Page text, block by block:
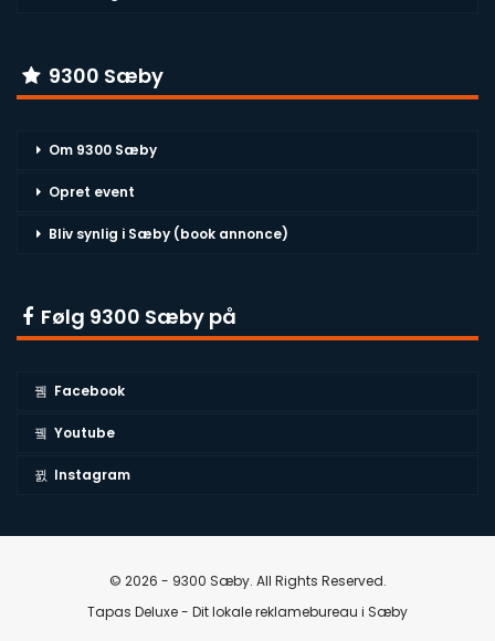
9300 Sæby
Om 9300 Sæby
Opret event
Bliv synlig i Sæby (book annonce)
Følg 9300 Sæby på
Facebook
Youtube
Instagram
© 2026 - 9300 Sæby. All Rights Reserved.
Tapas Deluxe - Dit lokale reklamebureau i Sæby